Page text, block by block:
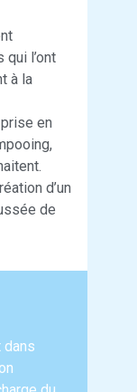
l’ont
à la
en
d’un
de
dans